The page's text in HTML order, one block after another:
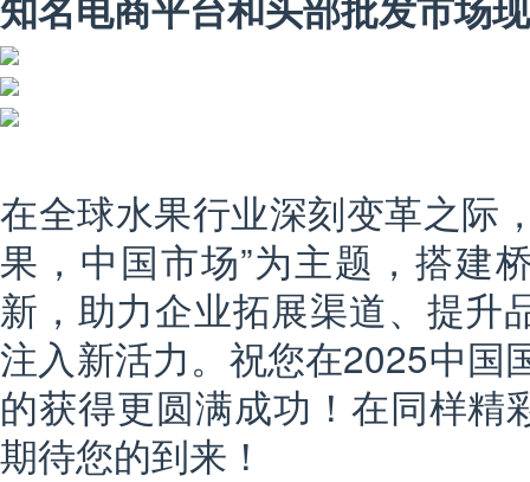
在全球水果行业深刻变革之际
果，中国市场”为主题，搭建
新，助力企业拓展渠道、提升
注入新活力。祝您在2025中国
的获得更圆满成功！在同样精
期待您的到来！